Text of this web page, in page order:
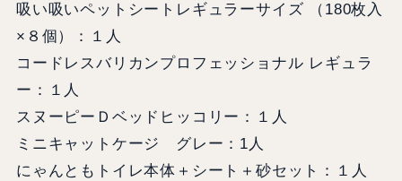
吸い吸いペットシートレギュラーサイズ （180枚入
×８個）：１人
コードレスバリカンプロフェッショナル レギュラ
ー：１人
スヌーピーＤベッドヒッコリー：１人
ミニキャットケージ グレー：1人
にゃんともトイレ本体＋シート＋砂セット：１人